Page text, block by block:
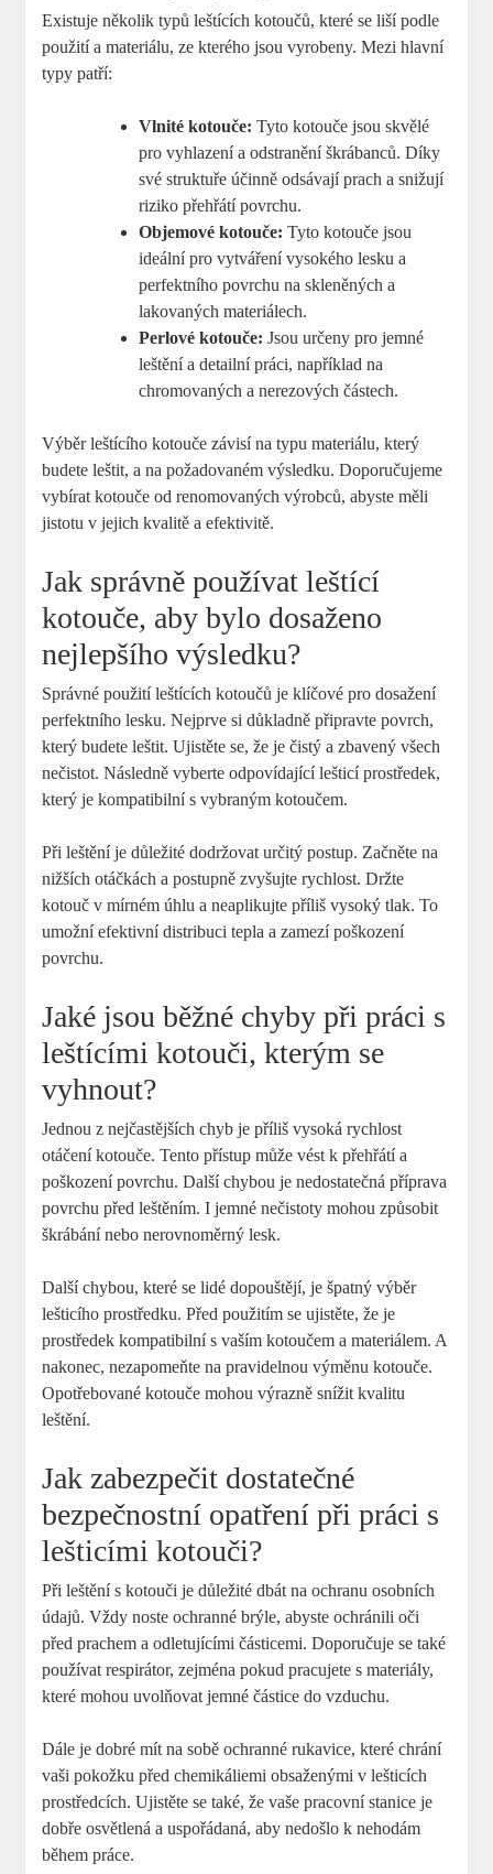
Existuje několik typů leštících kotoučů, které se liší podle
použití a materiálu, ze kterého jsou vyrobeny. Mezi hlavní
typy patří:
Vlnité kotouče: Tyto kotouče jsou skvělé
pro vyhlazení a odstranění škrábanců. Díky
své struktuře účinně odsávají prach a snižují
riziko přehřátí povrchu.
Objemové kotouče: Tyto kotouče jsou
ideální pro vytváření vysokého lesku a
perfektního povrchu na skleněných a
lakovaných materiálech.
Perlové kotouče: Jsou určeny pro jemné
leštění a detailní práci, například na
chromovaných a nerezových částech.
Výběr leštícího kotouče závisí na typu materiálu, který
budete leštit, a na požadovaném výsledku. Doporučujeme
vybírat kotouče od renomovaných výrobců, abyste měli
jistotu v jejich kvalitě a efektivitě.
Jak správně používat leštící
kotouče, aby bylo dosaženo
nejlepšího výsledku?
Správné použití leštících kotoučů je klíčové pro dosažení
perfektního lesku. Nejprve si důkladně připravte povrch,
který budete leštit. Ujistěte se, že je čistý a zbavený všech
nečistot. Následně vyberte odpovídající lešticí prostředek,
který je kompatibilní s vybraným kotoučem.
Při leštění je důležité dodržovat určitý postup. Začněte na
nižších otáčkách a postupně zvyšujte rychlost. Držte
kotouč v mírném úhlu a neaplikujte příliš vysoký tlak. To
umožní efektivní distribuci tepla a zamezí poškození
povrchu.
Jaké jsou běžné chyby při práci s
leštícími kotouči, kterým se
vyhnout?
Jednou z nejčastějších chyb je příliš vysoká rychlost
otáčení kotouče. Tento přístup může vést k přehřátí a
poškození povrchu. Další chybou je nedostatečná příprava
povrchu před leštěním. I jemné nečistoty mohou způsobit
škrábání nebo nerovnoměrný lesk.
Další chybou, které se lidé dopouštějí, je špatný výběr
lešticího prostředku. Před použitím se ujistěte, že je
prostředek kompatibilní s vaším kotoučem a materiálem. A
nakonec, nezapomeňte na pravidelnou výměnu kotouče.
Opotřebované kotouče mohou výrazně snížit kvalitu
leštění.
Jak zabezpečit dostatečné
bezpečnostní opatření při práci s
lešticími kotouči?
Při leštění s kotouči je důležité dbát na ochranu osobních
údajů. Vždy noste ochranné brýle, abyste ochránili oči
před prachem a odletujícími částicemi. Doporučuje se také
používat respirátor, zejména pokud pracujete s materiály,
které mohou uvolňovat jemné částice do vzduchu.
Dále je dobré mít na sobě ochranné rukavice, které chrání
vaši pokožku před chemikáliemi obsaženými v lešticích
prostředcích. Ujistěte se také, že vaše pracovní stanice je
dobře osvětlená a uspořádaná, aby nedošlo k nehodám
během práce.